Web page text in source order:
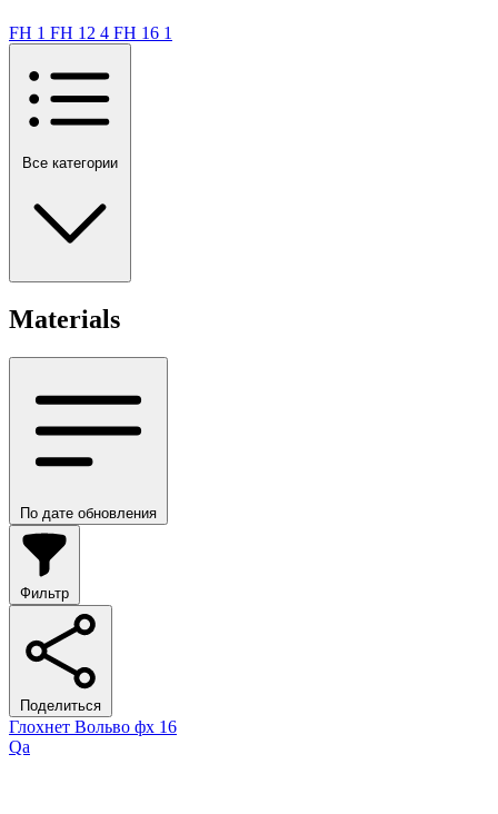
FH 1 FH 12 4 FH 16 1
Все категории
Materials
По дате обновления
Фильтр
Поделиться
Глохнет Вольво фх 16
Qa